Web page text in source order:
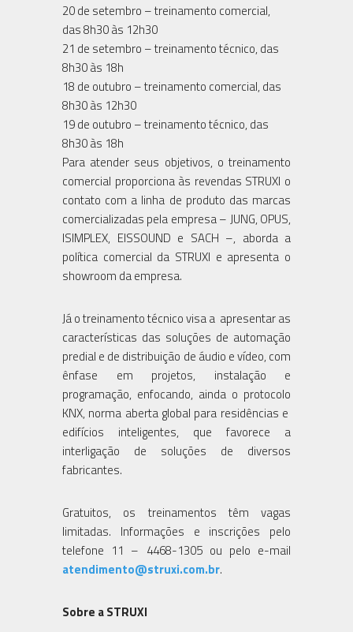
20 de setembro – treinamento comercial,
das 8h30 às 12h30
21 de setembro – treinamento técnico, das
8h30 às 18h
18 de outubro – treinamento comercial, das
8h30 às 12h30
19 de outubro – treinamento técnico, das
8h30 às 18h
Para atender seus objetivos, o treinamento
comercial proporciona às revendas STRUXI o
contato com a linha de produto das marcas
comercializadas pela empresa – JUNG, OPUS,
ISIMPLEX, EISSOUND e SACH –, aborda a
política comercial da STRUXI e apresenta o
showroom da empresa.
Já o treinamento técnico visa a apresentar as
características das soluções de automação
predial e de distribuição de áudio e vídeo, com
ênfase em projetos, instalação e
programação, enfocando, ainda o protocolo
KNX, norma aberta global para residências e
edifícios inteligentes, que favorece a
interligação de soluções de diversos
fabricantes.
Gratuitos, os treinamentos têm vagas
limitadas. Informações e inscrições pelo
telefone 11 – 4468-1305 ou pelo e-mail
atendimento@struxi.com.br.
Sobre a STRUXI